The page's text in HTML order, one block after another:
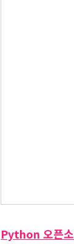
Python 오픈소